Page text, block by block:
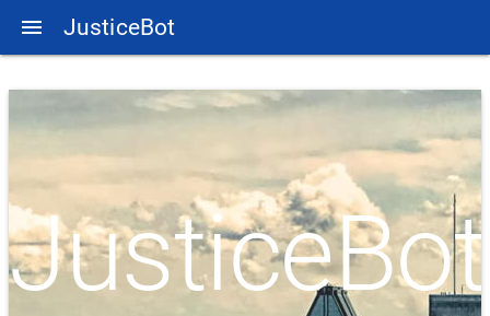
menu JusticeBot
JusticeBot